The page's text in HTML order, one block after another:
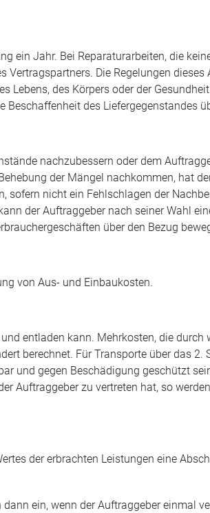
ein Jahr. Bei Reparaturarbeiten, die
Die Regelungen dieses
Lebens, des Körpers oder der
des Liefergegenstandes
nachzubessern oder dem
der Mängel nachkommen, hat
sofern nicht ein Fehlschlagen der
der Auftraggeber nach seiner Wahl
über den Bezug
von Aus- und Einbaukosten.
entladen kann. Mehrkosten, die durch
berechnet. Für Transporte über das 2.
und gegen Beschädigung geschützt
Auftraggeber zu vertreten hat, so
der erbrachten Leistungen eine
ein, wenn der Auftraggeber einmal